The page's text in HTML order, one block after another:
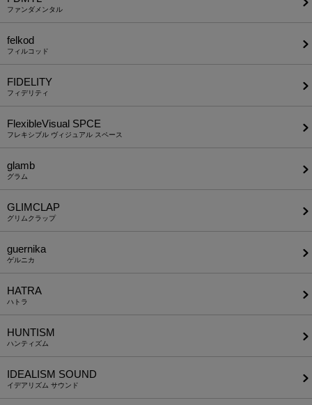
ファンダメンタル
felkod
フィルコッド
FIDELITY
フィデリティ
FlexibleVisual SPCE
フレキシブル ヴィジュアル スペース
glamb
グラム
GLIMCLAP
グリムクラップ
guernika
ゲルニカ
HATRA
ハトラ
HUNTISM
ハンティズム
IDEALISM SOUND
イデアリズム サウンド